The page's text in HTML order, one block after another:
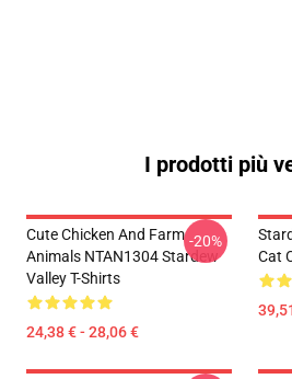
I prodotti più
Cute Chicken And Farm
Animals NTAN1304 Stardew
Valley T-Shirts
24,38 € - 28,06 €
-20%
Cat